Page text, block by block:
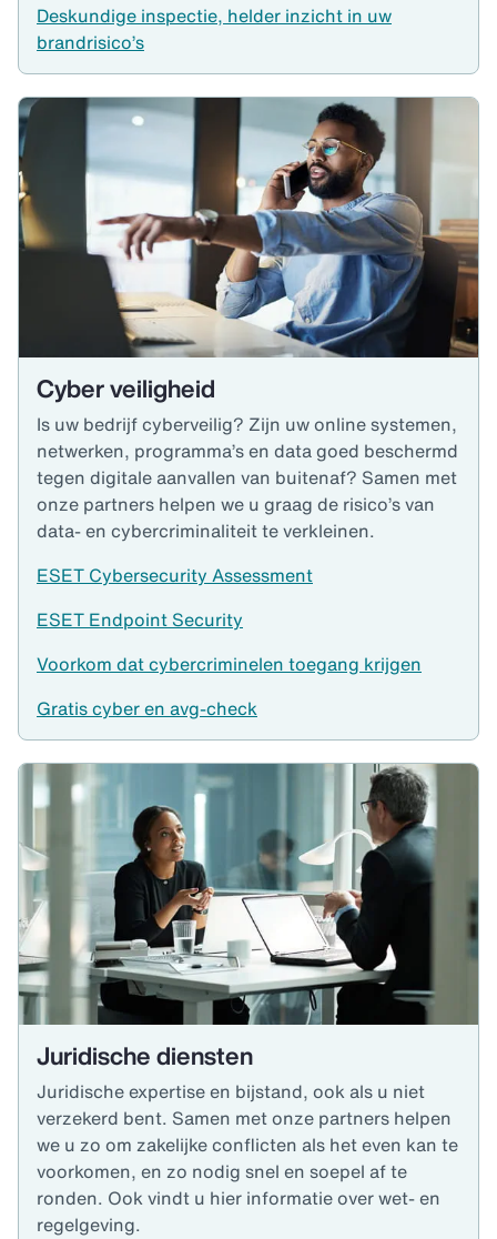
Deskundige inspectie, helder inzicht in uw
brandrisico’s
Cyber veiligheid
Is uw bedrijf cyberveilig? Zijn uw online systemen,
netwerken, programma’s en data goed beschermd
tegen digitale aanvallen van buitenaf? Samen met
onze partners helpen we u graag de risico’s van
data- en cybercriminaliteit te verkleinen.
ESET Cybersecurity Assessment
ESET Endpoint Security
Voorkom dat cybercriminelen toegang krijgen
Gratis cyber en avg-check
Juridische diensten
Juridische expertise en bijstand, ook als u niet
verzekerd bent. Samen met onze partners helpen
we u zo om zakelijke conflicten als het even kan te
voorkomen, en zo nodig snel en soepel af te
ronden. Ook vindt u hier informatie over wet- en
regelgeving.